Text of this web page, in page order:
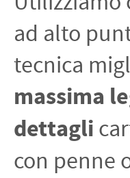
ad alto
tecnica
massima
dettagli
con penne